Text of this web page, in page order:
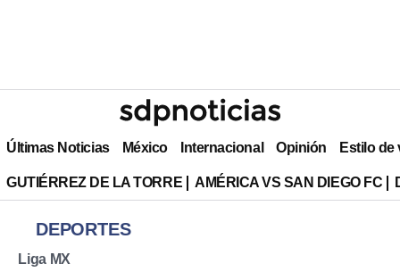
Últimas Noticias México Internacional Opinión Estilo de
GUTIÉRREZ DE LA TORRE AMÉRICA VS SAN DIEGO FC
DEPORTES
Liga MX